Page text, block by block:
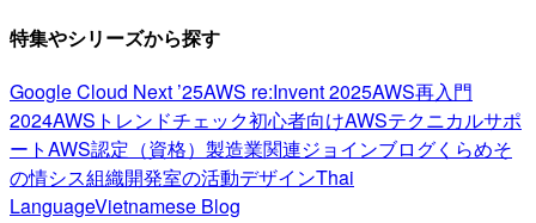
特集やシリーズから探す
Google Cloud Next ’25AWS re:Invent 2025AWS再入門
2024AWSトレンドチェック初心者向けAWSテクニカルサポ
ートAWS認定（資格） 製造業関連ジョインブログくらめそ
の情シス組織開発室の活動デザインThai
LanguageVietnamese Blog